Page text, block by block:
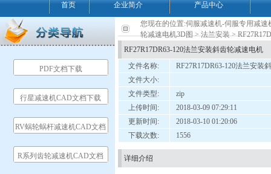
首页 企业简介 产品中心
PDF文档下载
行星减速机CAD文档下载
RV蜗轮蜗杆减速机CAD文档
R系列齿轮减速机CAD文档
您现在的位置:伺服减速机-伺服专用减
轮减速电机3D图>法兰安装>
RF27R17DR63-120法兰安装斜齿轮减速电机
文件名称:
RF27R17DR63-120法兰安装
文件大小:
文件类型:
zip
上传时间:
2018-03-09 07:29:11
更新时间:
2018-03-10 01:20:06
下载次数:
1556
详细介绍